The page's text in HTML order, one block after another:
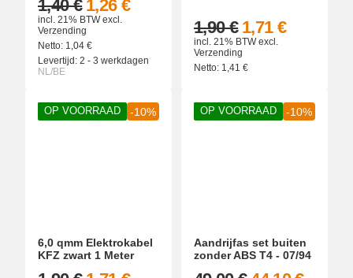
1,26 €
1,40 €
incl. 21% BTWexcl.
Verzending
Netto: 1,04 €
Levertijd: 2 - 3 werkdagen
NL/BE
1,71 €
1,90 €
incl. 21% BTWexcl.
Verzending
Netto: 1,41 €
OP VOORRAAD -10%
6,0 qmm Elektrokabel
KFZ zwart 1 Meter
OP VOORRAAD -10%
Aandrijfas set buiten
zonder ABS T4 - 07/94